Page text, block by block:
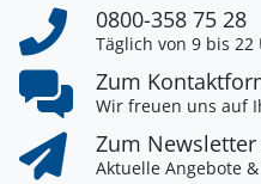
0800-358 75 28
Täglich von 9 bis 22
Zum
Wir freuen uns auf
Zum
Aktuelle Angebote